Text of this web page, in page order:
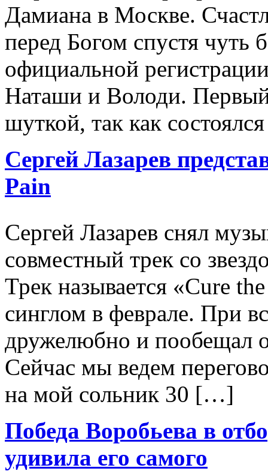
Дамиана в Москве.
перед Богом спустя чуть
официальной
Наташи и Володи.
шуткой, так как
Сергей Лазарев
Pain
Сергей Лазарев снял
совместный трек со
Трек называется «Cure
синглом в феврале. При
дружелюбно и пообещал
Сейчас мы ведем
на мой сольник 30 […]
Победа Воробьева в
удивила его самого